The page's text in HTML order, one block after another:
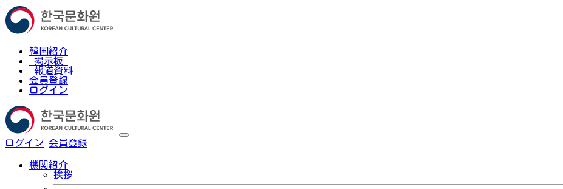
韓国紹介
掲示板
報道資料
会員登録
ログイン
ログイン 会員登録
機関紹介
挨拶